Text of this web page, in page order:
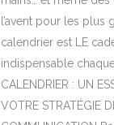
l’avent pour les plus
calendrier est LE
indispensable
CALENDRIER : UN
VOTRE STRATÉGIE